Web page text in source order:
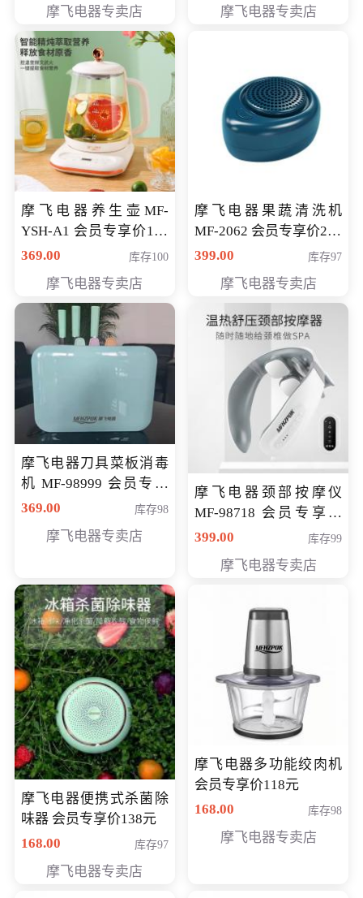
摩飞电器专卖店 摩飞电器专卖店
摩飞电器养生壶MF-
YSH-A1 会员专享价198
元
369.00 库存100
摩飞电器专卖店
摩飞电器果蔬清洗机
MF-2062 会员专享价268
元
399.00 库存97
摩飞电器专卖店
摩飞电器刀具菜板消毒
机 MF-98999 会员专享
价286元
369.00 库存98
摩飞电器专卖店
摩飞电器颈部按摩仪
MF-98718 会员专享价
299元
399.00 库存99
摩飞电器专卖店
摩飞电器便携式杀菌除
味器 会员专享价138元
168.00
库存97
摩飞电器专卖店
摩飞电器多功能绞肉机
会员专享价118元
168.00
库存98
摩飞电器专卖店